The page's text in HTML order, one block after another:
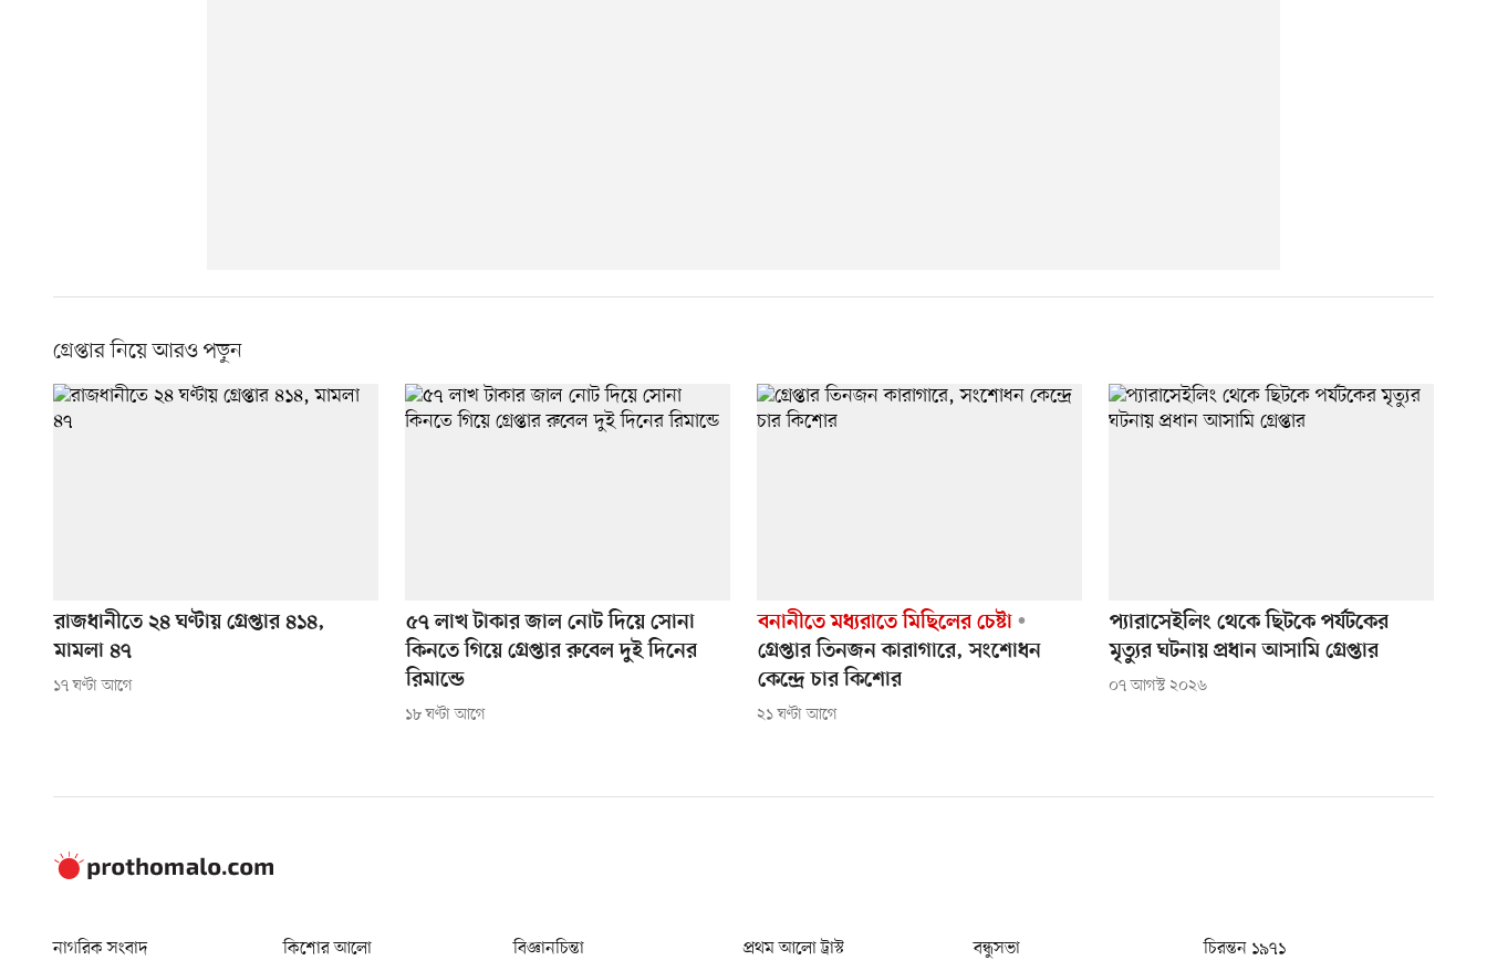
গ্রেপ্তার নিয়ে আরও পড়ুন
রাজধানীতে ২৪ ঘণ্টায় গ্রেপ্তার ৪১৪,
মামলা ৪৭
১৭ ঘণ্টা আগে
৫৭ লাখ টাকার জাল নোট দিয়ে সোনা
কিনতে গিয়ে গ্রেপ্তার রুবেল দুই দিনের
রিমান্ডে
১৮ ঘণ্টা আগে
বনানীতে মধ্যরাতে মিছিলের চেষ্টা
গ্রেপ্তার তিনজন কারাগারে, সংশোধন
কেন্দ্রে চার কিশোর
২১ ঘণ্টা আগে
প্যারাসেইলিং থেকে ছিটকে পর্যটকের
মৃত্যুর ঘটনায় প্রধান আসামি গ্রেপ্তার
০৭ আগস্ট ২০২৬
নাগরিক সংবাদ কিশোর আলো বিজ্ঞানচিন্তা প্রথম আলো ট্রাস্ট বন্ধুসভা চিরন্তন ১৯৭১